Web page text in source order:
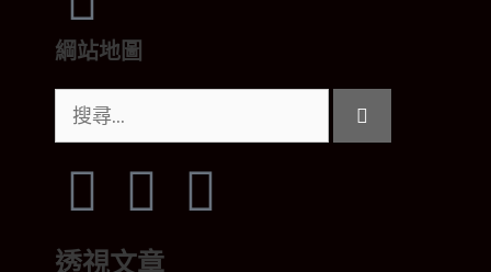
綱站地圖
透視文章